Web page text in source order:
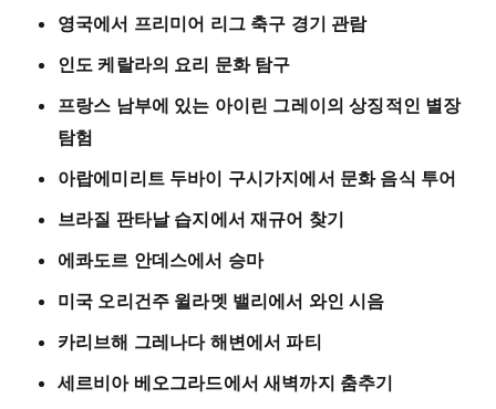
영국에서 프리미어 리그 축구 경기 관람
인도 케랄라의 요리 문화 탐구
프랑스 남부에 있는 아이린 그레이의 상징적인 별장
탐험
아랍에미리트 두바이 구시가지에서 문화 음식 투어
브라질 판타날 습지에서 재규어 찾기
에콰도르 안데스에서 승마
미국 오리건주 윌라멧 밸리에서 와인 시음
카리브해 그레나다 해변에서 파티
세르비아 베오그라드에서 새벽까지 춤추기